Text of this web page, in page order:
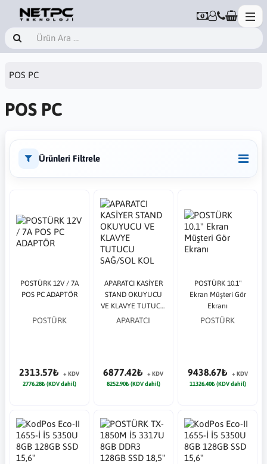
POS PC
POS PC
Ürünleri Filtrele
POSTÜRK 12V / 7A
POS PC ADAPTÖR
POSTÜRK
2313.57₺
+ KDV
2776.28₺ (KDV dahil)
APARATCI KASİYER
STAND OKUYUCU
VE KLAVYE TUTUCU
SAĞ/SOL KOL
APARATCI
6877.42₺
+ KDV
8252.90₺ (KDV dahil)
POSTÜRK 10.1"
Ekran Müşteri Gör
Ekranı
POSTÜRK
9438.67₺
+ KDV
11326.40₺ (KDV dahil)